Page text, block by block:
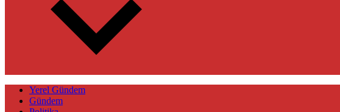
Yerel Gündem
Gündem